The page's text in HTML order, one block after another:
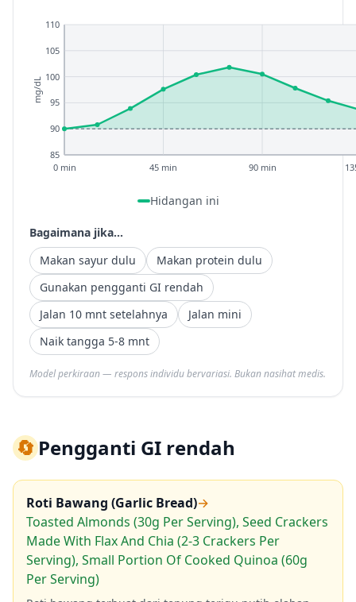
85
90
95
100
105
110
0 min 45 min 90 min
mg/dL
Hidangan ini
Bagaimana jika...
Makan sayur dulu
Makan protein dulu
Gunakan pengganti GI rendah
Jalan 10 mnt setelahnya
Jalan mini
Naik tangga 5-8 mnt
Model perkiraan — respons individu bervariasi. Bukan nasihat medis.
🔄Pengganti GI rendah
Roti Bawang (Garlic Bread)→
Toasted Almonds (30g Per Serving), Seed Crackers
Made With Flax And Chia (2-3 Crackers Per
Serving), Small Portion Of Cooked Quinoa (60g
Per Serving)